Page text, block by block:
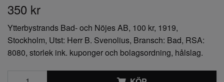
350 kr
Ytterbystrands Bad- och Nöjes AB, 100 kr, 1919,
Stockholm, Utst: Herr B. Svenolius, Bransch: Bad, RSA:
8080, storlek ink. kuponger och bolagsordning, hålslag.